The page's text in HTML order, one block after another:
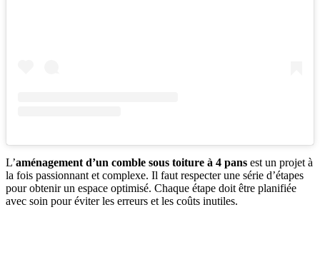
L’aménagement d’un comble sous toiture à 4 pans est un projet à
la fois passionnant et complexe. Il faut respecter une série d’étapes
pour obtenir un espace optimisé. Chaque étape doit être planifiée
avec soin pour éviter les erreurs et les coûts inutiles.